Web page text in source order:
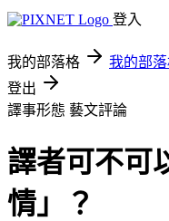
登入
我的部落格 我的部
登出
譯事形態 藝文評論
譯者可不可
情」？